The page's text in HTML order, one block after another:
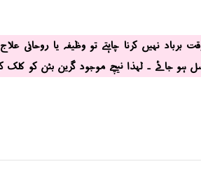
برباد نہیں کرنا چاہتے تو وظیفہ یا روحانی
جائے ۔ لہذا نیچے موجود گرین بٹن کو کلک